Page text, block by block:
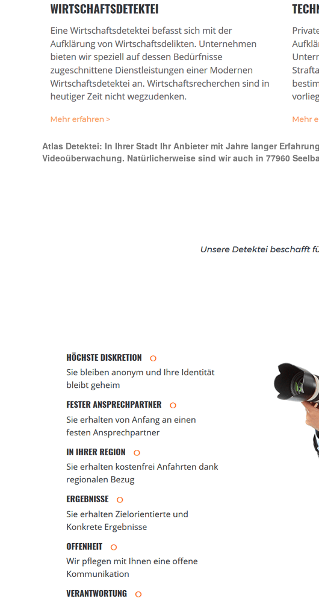
Atlas Detektei: In Ihrer Stadt Ihr Anbieter mit Jahre langer
Videoüberwachung. Natürlicherweise sind wir auch in 77960